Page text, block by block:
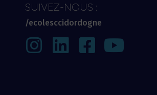
SUIVEZ-NOUS :
/ecolesccidordogne